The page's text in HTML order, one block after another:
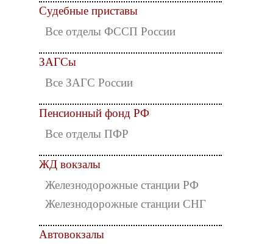
Судебные приставы
Все отделы ФССП России
ЗАГСы
Все ЗАГС России
Пенсионный фонд РФ
Все отделы ПФР
ЖД вокзалы
Железнодорожные станции РФ
Железнодорожные станции СНГ
Автовокзалы